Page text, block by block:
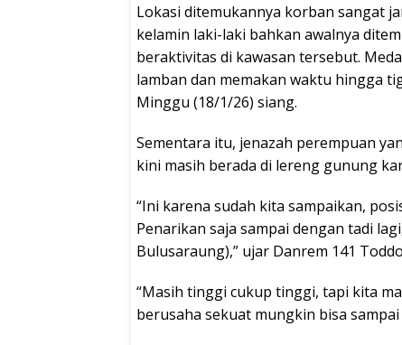
Lokasi ditemukannya korban sangat
kelamin laki-laki bahkan awalnya
beraktivitas di kawasan tersebut.
lamban dan memakan waktu hingga
Minggu (18/1/26) siang.
Sementara itu, jenazah perempuan
kini masih berada di lereng gunung
“Ini karena sudah kita sampaikan,
Penarikan saja sampai dengan tadi
Bulusaraung),” ujar Danrem 141
“Masih tinggi cukup tinggi, tapi kita
berusaha sekuat mungkin bisa